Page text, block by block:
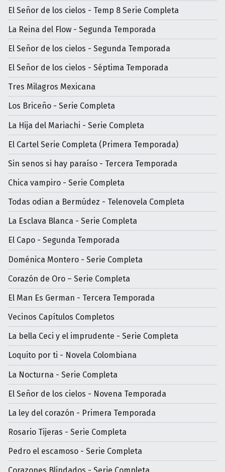
El Señor de los cielos - Temp 8 Serie Completa
La Reina del Flow - Segunda Temporada
El Señor de los cielos - Segunda Temporada
El Señor de los cielos - Séptima Temporada
Tres Milagros Mexicana
Los Briceño - Serie Completa
La Hija del Mariachi - Serie Completa
El Cartel Serie Completa (Primera Temporada)
Sin senos si hay paraíso - Tercera Temporada
Chica vampiro - Serie Completa
Todas odian a Bermúdez - Telenovela Completa
La Esclava Blanca - Serie Completa
El Capo - Segunda Temporada
Doménica Montero - Serie Completa
Corazón de Oro – Serie Completa
El Man Es German - Tercera Temporada
Vecinos Capítulos Completos
La bella Ceci y el imprudente - Serie Completa
Loquito por ti - Novela Colombiana
La Nocturna - Serie Completa
El Señor de los cielos - Novena Temporada
La ley del corazón - Primera Temporada
Rosario Tijeras - Serie Completa
Pedro el escamoso - Serie Completa